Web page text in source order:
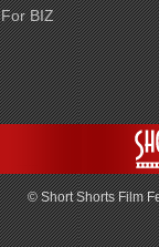
For BIZ
© Short Shorts Film